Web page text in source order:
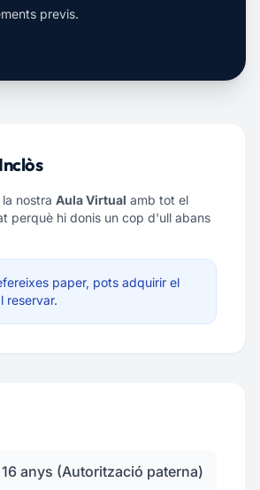
previs.
nostra Aula Virtual amb tot el
perquè hi donis un cop d'ull abans
paper, pots adquirir el
reservar.
anys (Autorització paterna)